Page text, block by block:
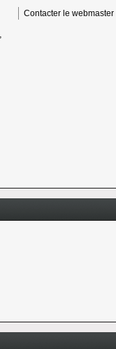
Contacter le webmaster